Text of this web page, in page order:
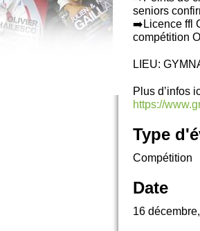
seniors
➡️Licence ffl
compétition
LIEU:
Plus
https://
Type
Compétition
Date
16